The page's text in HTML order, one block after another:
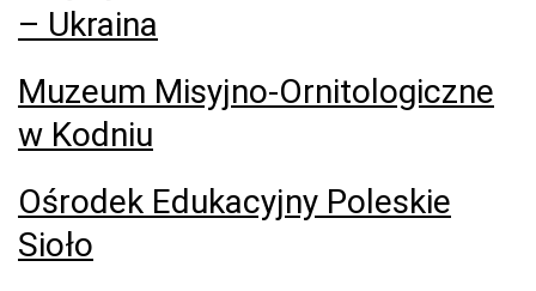
– Ukraina
Muzeum Misyjno-Ornitologiczne
w Kodniu
Ośrodek Edukacyjny Poleskie
Sioło